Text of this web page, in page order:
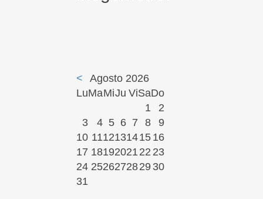
<
Agosto 2026
LuMaMiJu ViSaDo
1
2
3
4 5 6 7 8
9
10 1112131415 16
17 18192021 22 23
24 2526272829 30
31